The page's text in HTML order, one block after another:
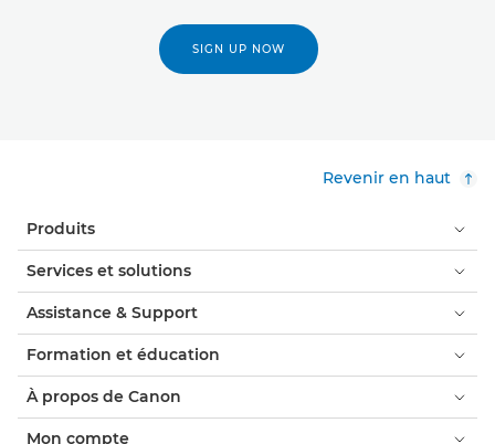
SIGN UP NOW
Revenir en haut
Produits
Services et solutions
Assistance & Support
Formation et éducation
À propos de Canon
Mon compte